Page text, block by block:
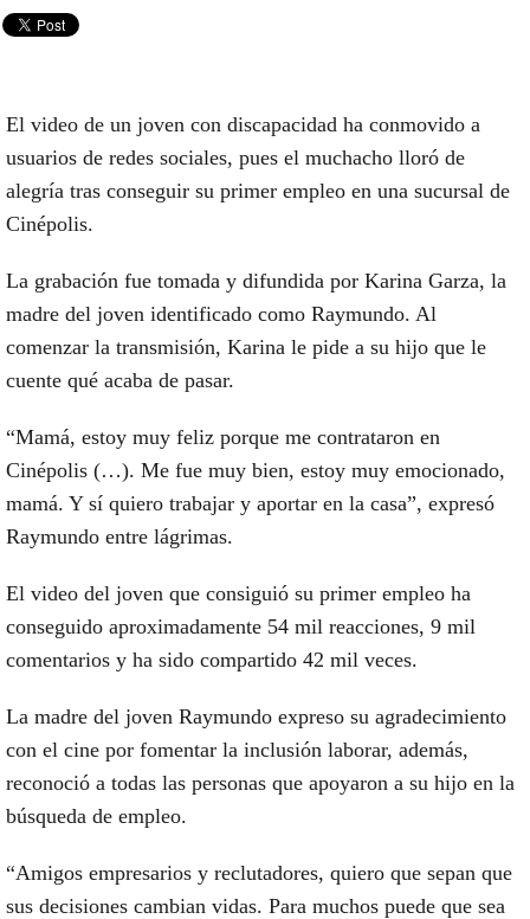
El video de un joven con discapacidad ha conmovido a
usuarios de redes sociales, pues el muchacho lloró de
alegría tras conseguir su primer empleo en una sucursal de
Cinépolis.
La grabación fue tomada y difundida por Karina Garza, la
madre del joven identificado como Raymundo. Al
comenzar la transmisión, Karina le pide a su hijo que le
cuente qué acaba de pasar.
“Mamá, estoy muy feliz porque me contrataron en
Cinépolis (…). Me fue muy bien, estoy muy emocionado,
mamá. Y sí quiero trabajar y aportar en la casa”, expresó
Raymundo entre lágrimas.
El video del joven que consiguió su primer empleo ha
conseguido aproximadamente 54 mil reacciones, 9 mil
comentarios y ha sido compartido 42 mil veces.
La madre del joven Raymundo expreso su agradecimiento
con el cine por fomentar la inclusión laborar, además,
reconoció a todas las personas que apoyaron a su hijo en la
búsqueda de empleo.
“Amigos empresarios y reclutadores, quiero que sepan que
sus decisiones cambian vidas. Para muchos puede que sea